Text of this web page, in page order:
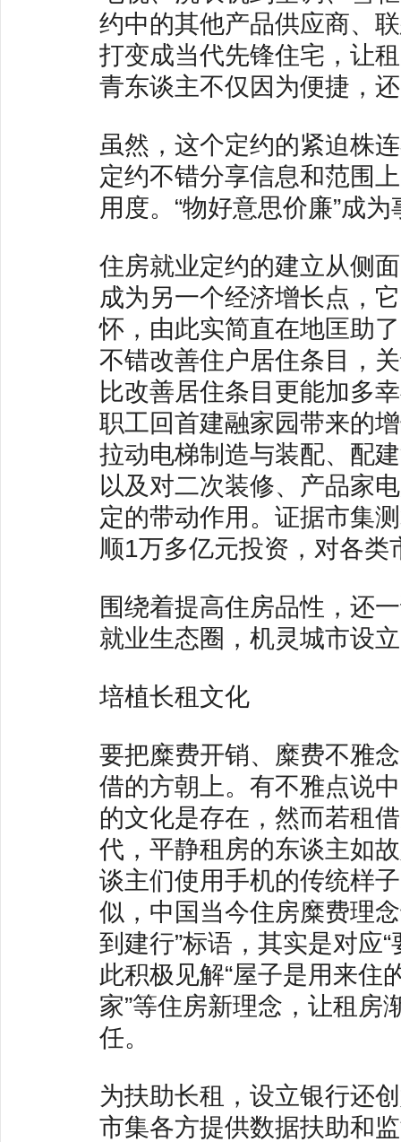
约中的其他产品供应商、
打变成当代先锋住宅，让
青东谈主不仅因为便捷，
虽然，这个定约的紧迫株
定约不错分享信息和范围
用度。“物好意思价廉”成为
住房就业定约的建立从侧
成为另一个经济增长点，
怀，由此实简直在地匡助
不错改善住户居住条目，
比改善居住条目更能加多
职工回首建融家园带来的
拉动电梯制造与装配、配
以及对二次装修、产品家
定的带动作用。证据市集
顺1万多亿元投资，对各
围绕着提高住房品性，还
就业生态圈，机灵城市设
培植长租文化
要把糜费开销、糜费不雅
借的方朝上。有不雅点说
的文化是存在，然而若租
代，平静租房的东谈主如
谈主们使用手机的传统样
似，中国当今住房糜费理
到建行”标语，其实是对应
此积极见解“屋子是用来住
家”等住房新理念，让租房
任。
为扶助长租，设立银行还
市集各方提供数据扶助和